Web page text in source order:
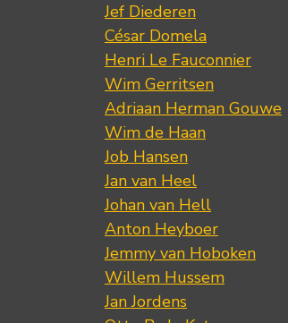
Jef Diederen
César Domela
Henri Le Fauconnier
Wim Gerritsen
Adriaan Herman Gouwe
Wim de Haan
Job Hansen
Jan van Heel
Johan van Hell
Anton Heyboer
Jemmy van Hoboken
Willem Hussem
Jan Jordens